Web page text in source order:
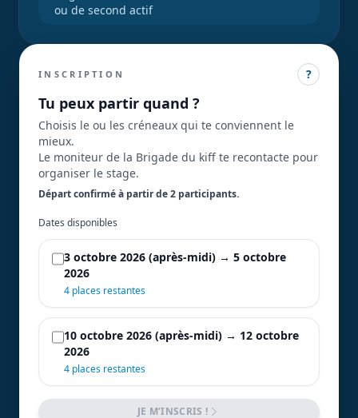
ou de second actif
INSCRIPTION ?
Tu peux partir quand ?
Choisis le ou les créneaux qui te conviennent le
mieux.
Le moniteur de la Brigade du kiff te recontacte pour
organiser le stage.
Départ confirmé à partir de 2 participants.
Dates disponibles
3 octobre 2026 (après-midi) → 5 octobre
2026
4 places restantes
10 octobre 2026 (après-midi) → 12 octobre
2026
4 places restantes
JE M’INSCRIS !